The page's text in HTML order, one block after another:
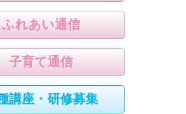
ふれあい通信
子育て通信
講座・研修募集